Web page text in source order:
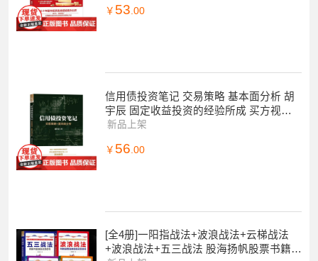
￥ 53.00
信用债投资笔记 交易策略 基本面分析 胡
宇辰 固定收益投资的经验所成 买方视角
的信用债投 可转债投资笔记金融理财书
新品上架
￥ 56 .00
[全4册]一阳指战法+波浪战法+云梯战法
+波浪战法+五三战法 股海扬帆股票书籍操